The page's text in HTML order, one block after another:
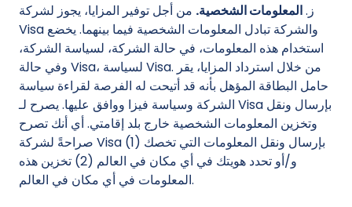
ز.المعلومات الشخصية. من أجل توفير المزايا، يجوز لشركة
Visa والشركة تبادل المعلومات الشخصية فيما بينهما. يخضع
استخدام هذه المعلومات، في حالة الشركة، لسياسة الشركة،
وفي حالة Visa، لسياسة Visa. من خلال استرداد المزايا، يقر
حامل البطاقة المؤهل بأنه قد أتيحت له الفرصة لقراءة سياسة
الشركة وسياسة فيزا ووافق عليها. يصرح لـ Visa بإرسال ونقل
وتخزين المعلومات الشخصية خارج بلد إقامتي. أي أنك تصرح
صراحةً لشركة Visa (1) بإرسال ونقل المعلومات التي تخصك
و/أو تحدد هويتك في أي مكان في العالم (2) تخزين هذه
المعلومات في أي مكان في العالم.